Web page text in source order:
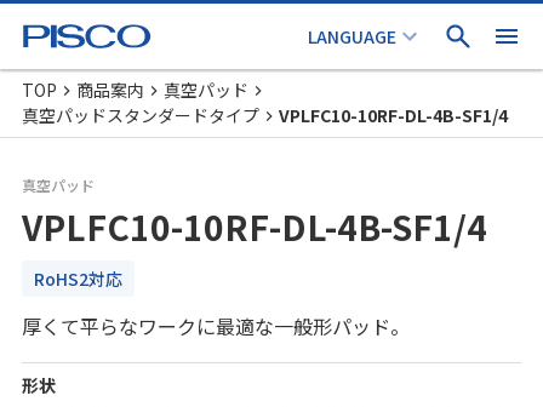
TOP 商品案内
真空パッド
真空パッドスタンダードタイプ
VPLFC10-10RF-DL-4B-SF1/4
真空パッド
VPLFC10-10RF-DL-4B-SF1/4
RoHS2対応
厚くて平らなワークに最適な一般形パッド。
形状